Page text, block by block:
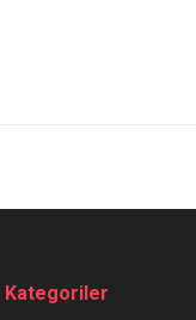
Kategoriler